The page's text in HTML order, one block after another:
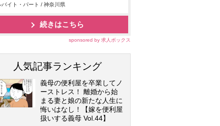
バイト・パート / 神奈川県
続きはこちら
sponsored by 求人ボックス
人気記事ランキング
義母の便利屋を卒業してノ
ーストレス！ 離婚から始
まる妻と娘の新たな人生に
悔いはなし！【嫁を便利屋
扱いする義母 Vol.44】